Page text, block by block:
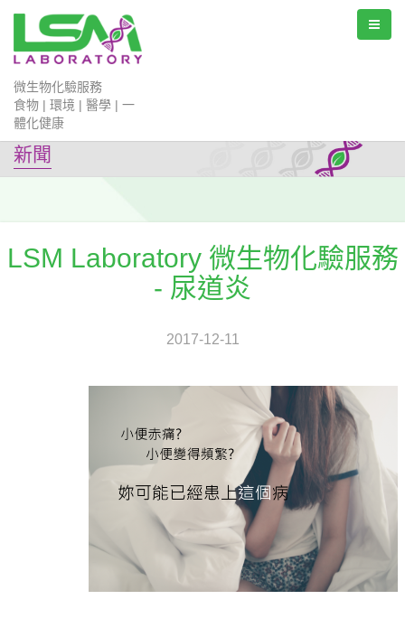
微生物化驗服務
食物 | 環境 | 醫學 | 一
體化健康
新聞
LSM Laboratory 微生物化驗服務
- 尿道炎
2017-12-11